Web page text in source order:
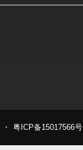
・ 粤ICP备15017566号